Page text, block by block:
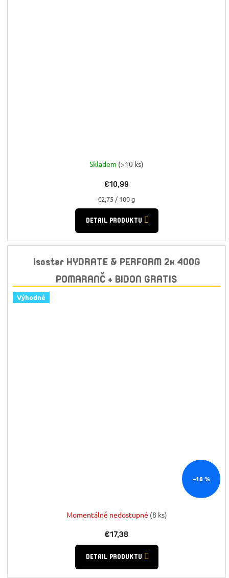
Skladem (>10 ks)
€10,99
Jednotková
cena:
€2,75 / 100 g
DETAIL PRODUKTU
Isostar HYDRATE & PERFORM 2x 400G
POMARANČ + BIDON GRATIS
Výhodné
–18 %
Momentálně nedostupné (8 ks)
€17,38
DETAIL PRODUKTU